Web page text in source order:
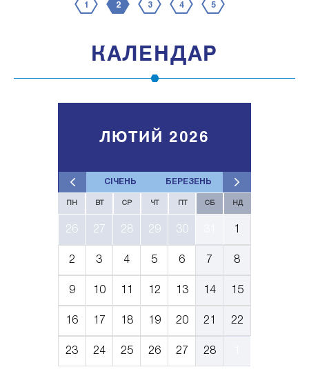
1 2 3 4 5
КАЛЕНДАР
СІЧЕНЬ БЕРЕЗЕНЬ
ЛЮТИЙ 2026
ПН ВТ СР ЧТ СБ НД
26 27 28 29 30
2 3 4 5 6 7 8
9 10 12 13 14 15
16 17 18 19 20 21 22
23 24 25 26 27 28